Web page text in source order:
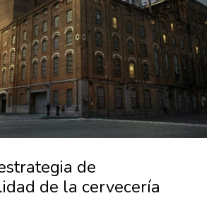
de
de la cervecería